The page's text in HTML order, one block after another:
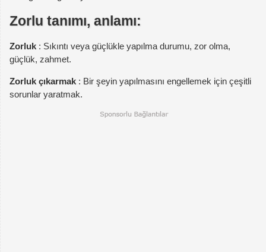
Zorlu tanımı, anlamı:
Zorluk : Sıkıntı veya güçlükle yapılma durumu, zor olma,
güçlük, zahmet.
Zorluk çıkarmak : Bir şeyin yapılmasını engellemek için çeşitli
sorunlar yaratmak.